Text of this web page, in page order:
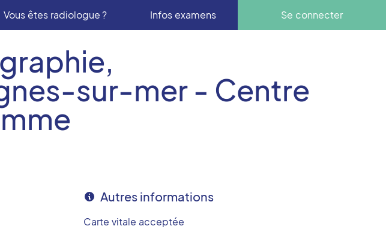
Vous êtes radiologue ? Infos examens Se connecter
sur-mer - Centre
Autres informations
Carte vitale acceptée